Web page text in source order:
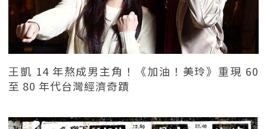
王凱 14 年熬成男主角！《加油！美玲》重現 60
至 80 年代台灣經濟奇蹟